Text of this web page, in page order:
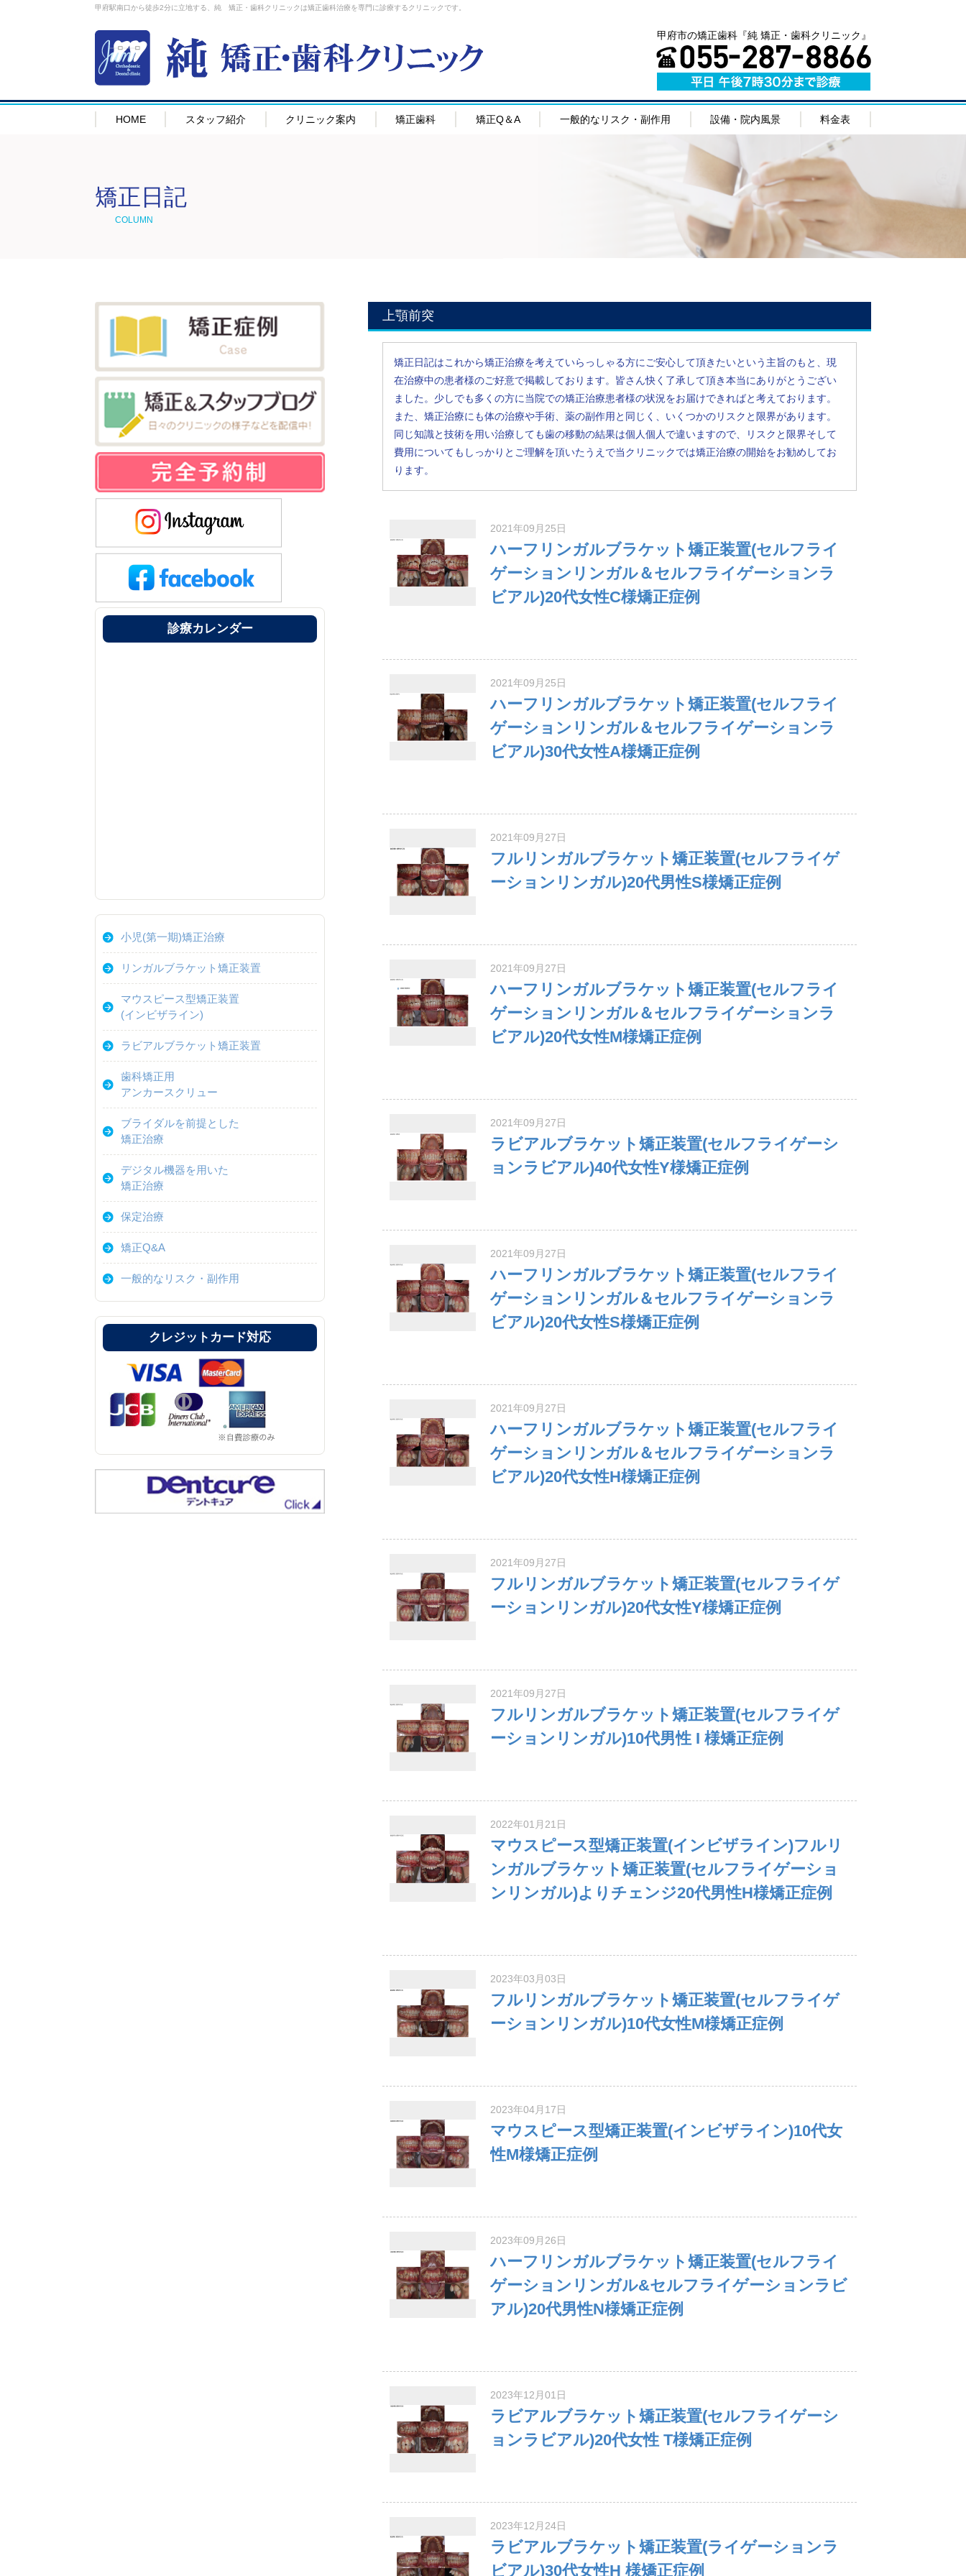
甲府駅南口から徒歩2分に立地する、純 矯正・歯科クリニックは矯正歯科治療を専門に診療するクリニックです。
甲府市の矯正歯科『純 矯正・歯科クリニック』
HOME スタッフ紹介 クリニック案内 矯正歯科 矯正Q＆A 一般的なリスク・副作用 設備・院内風景 料金表
矯正日記
COLUMN
上顎前突
矯正日記はこれから矯正治療を考えていらっしゃる方にご安心して頂きたいという主旨のもと、現
在治療中の患者様のご好意で掲載しております。皆さん快く了承して頂き本当にありがとうござい
ました。少しでも多くの方に当院での矯正治療患者様の状況をお届けできればと考えております。
また、矯正治療にも体の治療や手術、薬の副作用と同じく、いくつかのリスクと限界があります。
同じ知識と技術を用い治療しても歯の移動の結果は個人個人で違いますので、リスクと限界そして
費用についてもしっかりとご理解を頂いたうえで当クリニックでは矯正治療の開始をお勧めしてお
ります。
2021年09月25日
ハーフリンガルブラケット矯正装置(セルフライ
ゲーションリンガル＆セルフライゲーションラ
ビアル)20代女性C様矯正症例
2021年09月25日
ハーフリンガルブラケット矯正装置(セルフライ
ゲーションリンガル＆セルフライゲーションラ
ビアル)30代女性A様矯正症例
2021年09月27日
フルリンガルブラケット矯正装置(セルフライゲ
ーションリンガル)20代男性S様矯正症例
2021年09月27日
ハーフリンガルブラケット矯正装置(セルフライ
ゲーションリンガル＆セルフライゲーションラ
ビアル)20代女性M様矯正症例
2021年09月27日
ラビアルブラケット矯正装置(セルフライゲーシ
ョンラビアル)40代女性Y様矯正症例
2021年09月27日
ハーフリンガルブラケット矯正装置(セルフライ
ゲーションリンガル＆セルフライゲーションラ
ビアル)20代女性S様矯正症例
2021年09月27日
ハーフリンガルブラケット矯正装置(セルフライ
ゲーションリンガル＆セルフライゲーションラ
ビアル)20代女性H様矯正症例
2021年09月27日
フルリンガルブラケット矯正装置(セルフライゲ
ーションリンガル)20代女性Y様矯正症例
2021年09月27日
フルリンガルブラケット矯正装置(セルフライゲ
ーションリンガル)10代男性 I 様矯正症例
2022年01月21日
マウスピース型矯正装置(インビザライン)フルリ
ンガルブラケット矯正装置(セルフライゲーショ
ンリンガル)よりチェンジ20代男性H様矯正症例
2023年03月03日
フルリンガルブラケット矯正装置(セルフライゲ
ーションリンガル)10代女性M様矯正症例
2023年04月17日
マウスピース型矯正装置(インビザライン)10代女
性M様矯正症例
2023年09月26日
ハーフリンガルブラケット矯正装置(セルフライ
ゲーションリンガル&セルフライゲーションラビ
アル)20代男性N様矯正症例
2023年12月01日
ラビアルブラケット矯正装置(セルフライゲーシ
ョンラビアル)20代女性 T様矯正症例
2023年12月24日
ラビアルブラケット矯正装置(ライゲーションラ
ビアル)30代女性H 様矯正症例
診療カレンダー
小児(第一期)矯正治療
リンガルブラケット矯正装置
マウスピース型矯正装置
(インビザライン)
ラビアルブラケット矯正装置
歯科矯正用
アンカースクリュー
ブライダルを前提とした
矯正治療
デジタル機器を用いた
矯正治療
保定治療
矯正Q&A
一般的なリスク・副作用
クレジットカード対応